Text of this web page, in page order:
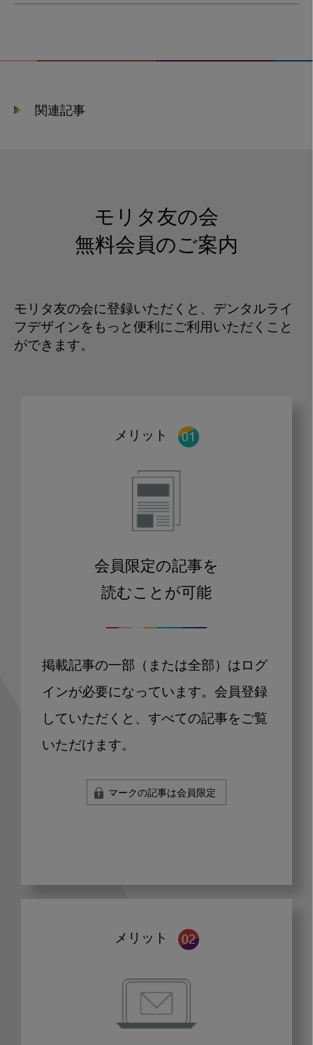
関連記事
モリタ友の会
無料会員のご案内
モリタ友の会に登録いただくと、デンタルライ
フデザインをもっと便利にご利用いただくこと
ができます。
メリット
会員限定の記事を
読むことが可能
掲載記事の一部（または全部）はログ
インが必要になっています。会員登録
していただくと、すべての記事をご覧
いただけます。
マークの記事は会員限定
メリット